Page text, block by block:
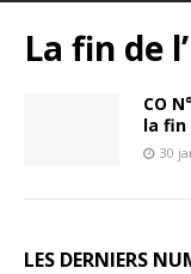
La fin de
CO
la fin
30
LES DERNIERS